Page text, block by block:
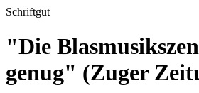
Schriftgut
"Die
genug" (Zuger